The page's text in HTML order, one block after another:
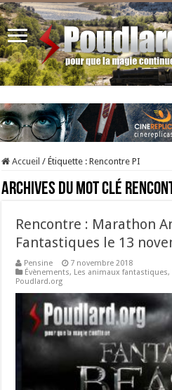
Accueil / Étiquette :Rencontre PI
Archives du mot clé
Rencontre : Marathon
Fantastiques le 13
Pensine
7 novembre 2018
Évènements, Les animaux fantastiques,
Poudlard.org